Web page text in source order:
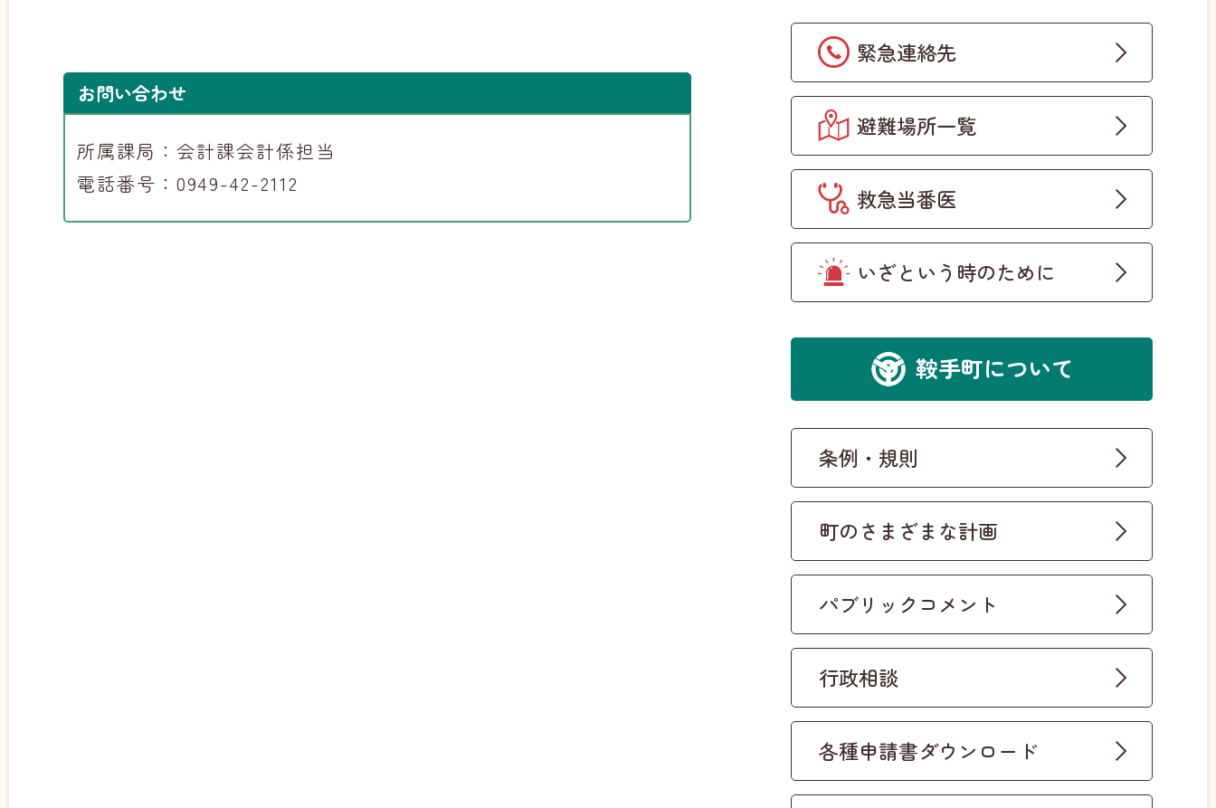
お問い合わせ
所属課局：会計課会計係担当
電話番号：0949-42-2112
緊急連絡先
避難場所一覧
救急当番医
いざという時のために
鞍手町について
条例・規則
町のさまざまな計画
パブリックコメント
行政相談
各種申請書ダウンロード